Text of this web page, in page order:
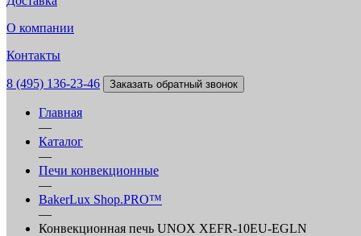
О компании
Контакты
8 (495) 136-23-46 Заказать обратный звонок
Главная
—
Каталог
—
Печи конвекционные
—
BakerLux Shop.PRO™
—
Конвекционная печь UNOX XEFR-10EU-EGLN